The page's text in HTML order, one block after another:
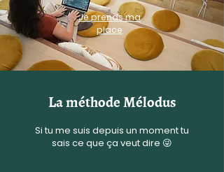
Je prends ma
place
La méthode Mélodus
Si tu me suis depuis un moment tu
sais ce que ça veut dire 😜